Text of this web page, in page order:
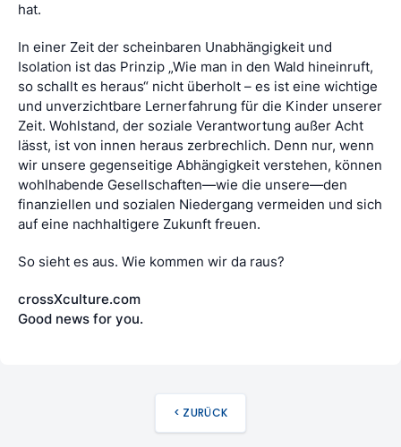
hat.
In einer Zeit der scheinbaren Unabhängigkeit und
Isolation ist das Prinzip „Wie man in den Wald hineinruft,
so schallt es heraus“ nicht überholt – es ist eine wichtige
und unverzichtbare Lernerfahrung für die Kinder unserer
Zeit. Wohlstand, der soziale Verantwortung außer Acht
lässt, ist von innen heraus zerbrechlich. Denn nur, wenn
wir unsere gegenseitige Abhängigkeit verstehen, können
wohlhabende Gesellschaften—wie die unsere—den
finanziellen und sozialen Niedergang vermeiden und sich
auf eine nachhaltigere Zukunft freuen.
So sieht es aus. Wie kommen wir da raus?
crossXculture.com
Good news for you.
< ZURÜCK